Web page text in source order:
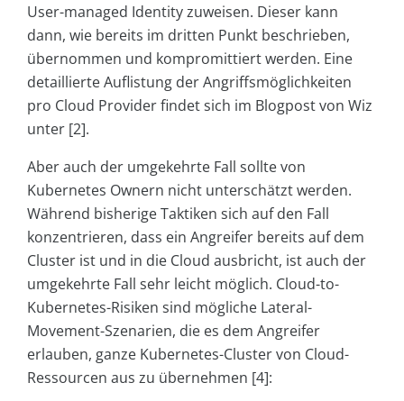
User-managed Identity zuweisen. Dieser kann
dann, wie bereits im dritten Punkt beschrieben,
übernommen und kompromittiert werden. Eine
detaillierte Auflistung der Angriffsmöglichkeiten
pro Cloud Provider findet sich im Blogpost von Wiz
unter [2].
Aber auch der umgekehrte Fall sollte von
Kubernetes Ownern nicht unterschätzt werden.
Während bisherige Taktiken sich auf den Fall
konzentrieren, dass ein Angreifer bereits auf dem
Cluster ist und in die Cloud ausbricht, ist auch der
umgekehrte Fall sehr leicht möglich. Cloud-to-
Kubernetes-Risiken sind mögliche Lateral-
Movement-Szenarien, die es dem Angreifer
erlauben, ganze Kubernetes-Cluster von Cloud-
Ressourcen aus zu übernehmen [4]: